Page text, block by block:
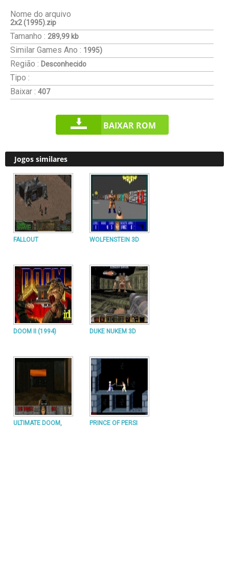
Nome do arquivo
2x2 (1995).zip
Tamanho : 289,99 kb
Similar Games Ano : 1995)
Região : Desconhecido
Tipo :
Baixar : 407
BAIXAR ROM
Jogos similares
FALLOUT WOLFENSTEIN 3D
DOOM II (1994) DUKE NUKEM 3D
ULTIMATE DOOM, PRINCE OF PERSI